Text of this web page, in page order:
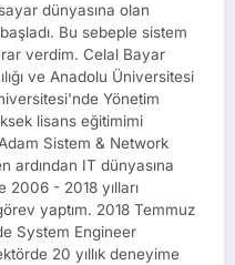
dünyasına olan
Bu sebeple sistem
verdim. Celal Bayar
ve Anadolu Üniversitesi
Yönetim
lisans eğitimimi
Sistem & Network
ardından IT dünyasına
2006 - 2018 yılları
yaptım. 2018 Temmuz
System Engineer
20 yıllık deneyime